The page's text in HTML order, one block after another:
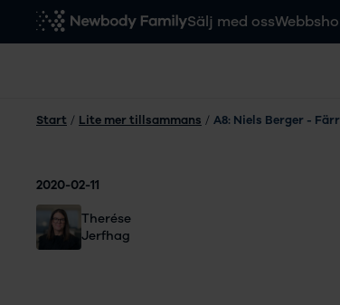
Sälj med oss
Start / Lite mer tillsammans / A8: Niels Berger -
2020-02-11
Therése
Jerfhag